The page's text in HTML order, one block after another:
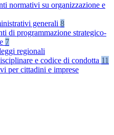
normativi su organizzazione e
generali 8
di programmazione strategico-
7
regionali
e codice di condotta 11
per cittadini e imprese